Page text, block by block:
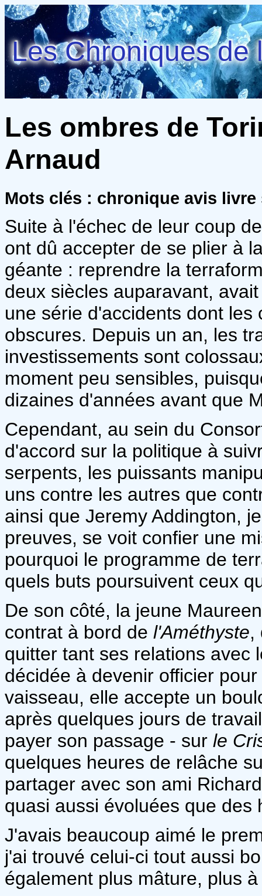
Les Chroniques de
Les ombres de
Arnaud
Mots clés : chronique avis
Suite à l'échec de leur coup
ont dû accepter de se plier à
géante : reprendre la
deux siècles auparavant,
une série d'accidents dont
obscures. Depuis un an, les
investissements sont
moment peu sensibles,
dizaines d'années avant que
Cependant, au sein du
d'accord sur la politique à
serpents, les puissants
uns contre les autres que
ainsi que Jeremy Addington,
preuves, se voit confier une
pourquoi le programme de
quels buts poursuivent ceux
De son côté, la jeune
contrat à bord de l'Améthyste,
quitter tant ses relations avec
décidée à devenir officier
vaisseau, elle accepte un
après quelques jours de
payer son passage - sur le
quelques heures de relâche
partager avec son ami
quasi aussi évoluées que des
J'avais beaucoup aimé le
j'ai trouvé celui-ci tout aussi
également plus mâture, plus